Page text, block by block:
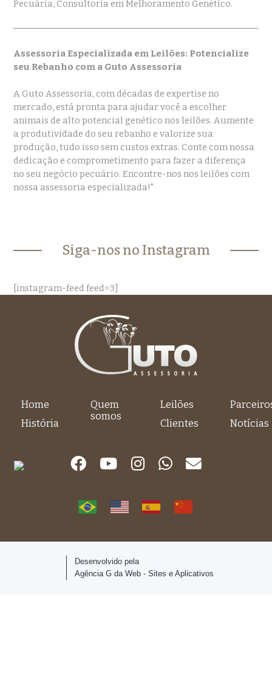
Pecuária, Consultoria em Melhoramento Genético.
Assessoria Especializada em Leilões: Potencialize
seu Rebanho com a Guto Assessoria
A Guto Assessoria, com décadas de expertise no
mercado, está pronta para ajudar você a escolher
animais de alto potencial genético nos leilões. Aumente
a produtividade do seu rebanho e valorize sua
produção, tudo isso sem custos extras. Conte com nossa
dedicação e comprometimento para fazer a diferença
no seu negócio pecuário. Encontre-nos nos leilões com
nossa assessoria especializada!"
Siga-nos no Instagram
[instagram-feed feed=3]
Home
História
Quem
somos
Leilões
Clientes
Notícias
Desenvolvido pela
Agência G da Web - Sites e Aplicativos